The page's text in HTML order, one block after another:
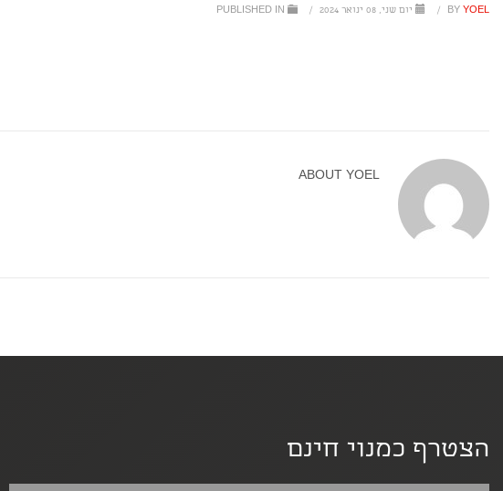
BY YOEL
/ יום שני, 08 ינואר 2024 /
ABOUT YOEL
הצטרף כמנוי חינם